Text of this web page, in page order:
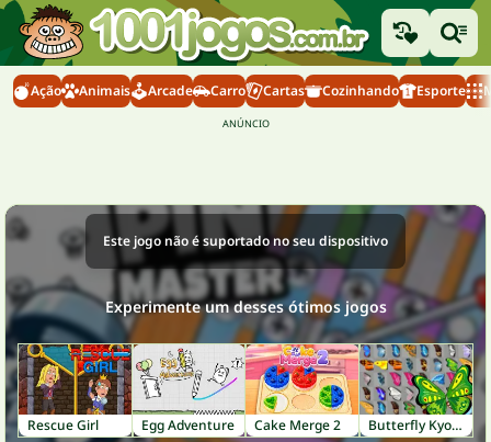
Ação Animais Arcade Carro Cartas Cozinhando Esporte
Este jogo não é suportado no seu dispositivo
Experimente um desses ótimos jogos
Rescue Girl Egg Adventure Cake Merge 2 Butterfly Kyodai